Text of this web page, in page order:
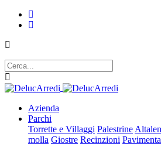
Azienda
Parchi
Torrette e Villaggi Palestrine
molla Giostre Recinzioni